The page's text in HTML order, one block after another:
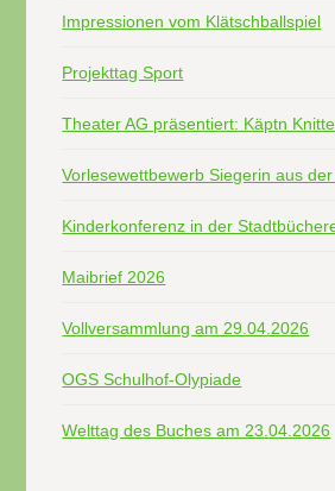
Impressionen vom Klätschballspiel
Projekttag Sport
Theater AG präsentiert: Käptn
Vorlesewettbewerb Siegerin aus
Kinderkonferenz in der
Maibrief 2026
Vollversammlung am 29.04.2026
OGS Schulhof-Olypiade
Welttag des Buches am 23.04.2026